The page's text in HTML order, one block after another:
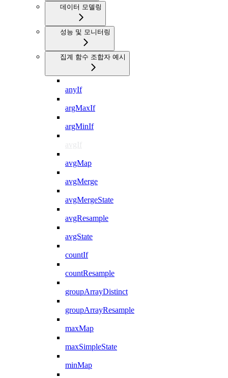
데이터 모델링
성능 및 모니터링
집계 함수 조합자 예시
anyIf
argMaxIf
argMinIf
avgIf
avgMap
avgMerge
avgMergeState
avgResample
avgState
countIf
countResample
groupArrayDistinct
groupArrayResample
maxMap
maxSimpleState
minMap